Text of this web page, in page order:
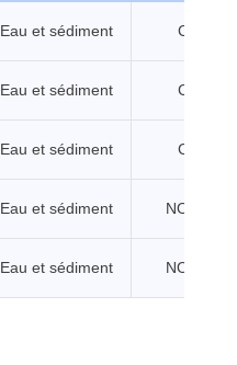
Eau et sédiment CL/
Eau et sédiment CL/
Eau et sédiment CL/
Eau et sédiment NOEC/
Eau et sédiment NOEC/